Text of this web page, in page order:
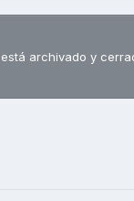
archivado y